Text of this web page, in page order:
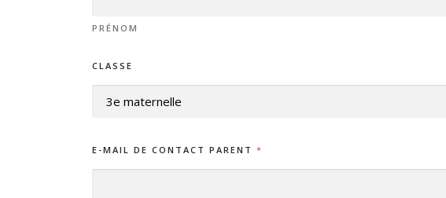
S
*
PRÉNOM
CLASSE
E-MAIL DE CONTACT PARENT *